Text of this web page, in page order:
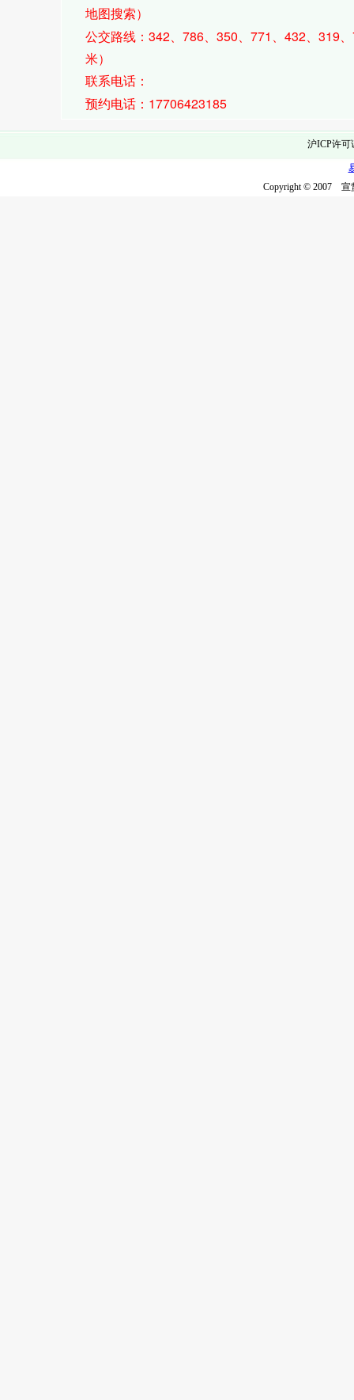
地图搜索）
公交路线： 342、 786、 350 771 432、 319、
米）
联系电话：
预约电话： 17706423185
沪ICP许可
Copyright © 2007 宣